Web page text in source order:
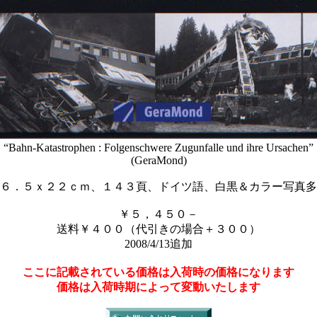
“Bahn-Katastrophen : Folgenschwere Zugunfalle und ihre Ursachen”
(GeraMond)
．５ｘ２２ｃｍ、１４３頁、ドイツ語、白黒＆カラー写真
￥５，４５０－
送料￥４００（代引きの場合＋３００）
2008/4/13追加
ここに記載されている価格は入荷時の価格になります
価格は入荷時期によって変動いたします